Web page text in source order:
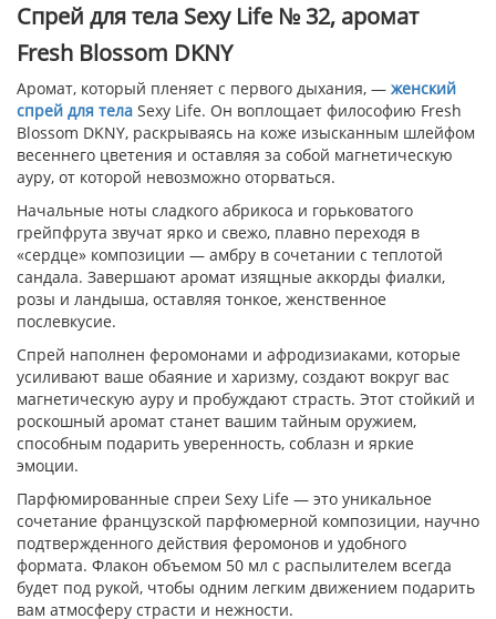
Спрей для тела Sexy Life № 32, аромат
Fresh Blossom DKNY
Аромат, который пленяет с первого дыхания, — женский
спрей для тела Sexy Life. Он воплощает философию Fresh
Blossom DKNY, раскрываясь на коже изысканным шлейфом
весеннего цветения и оставляя за собой магнетическую
ауру, от которой невозможно оторваться.
Начальные ноты сладкого абрикоса и горьковатого
грейпфрута звучат ярко и свежо, плавно переходя в
«сердце» композиции — амбру в сочетании с теплотой
сандала. Завершают аромат изящные аккорды фиалки,
розы и ландыша, оставляя тонкое, женственное
послевкусие.
Спрей наполнен феромонами и афродизиаками, которые
усиливают ваше обаяние и харизму, создают вокруг вас
магнетическую ауру и пробуждают страсть. Этот стойкий и
роскошный аромат станет вашим тайным оружием,
способным подарить уверенность, соблазн и яркие
эмоции.
Парфюмированные спреи Sexy Life — это уникальное
сочетание французской парфюмерной композиции, научно
подтвержденного действия феромонов и удобного
формата. Флакон объемом 50 мл с распылителем всегда
будет под рукой, чтобы одним легким движением подарить
вам атмосферу страсти и нежности.